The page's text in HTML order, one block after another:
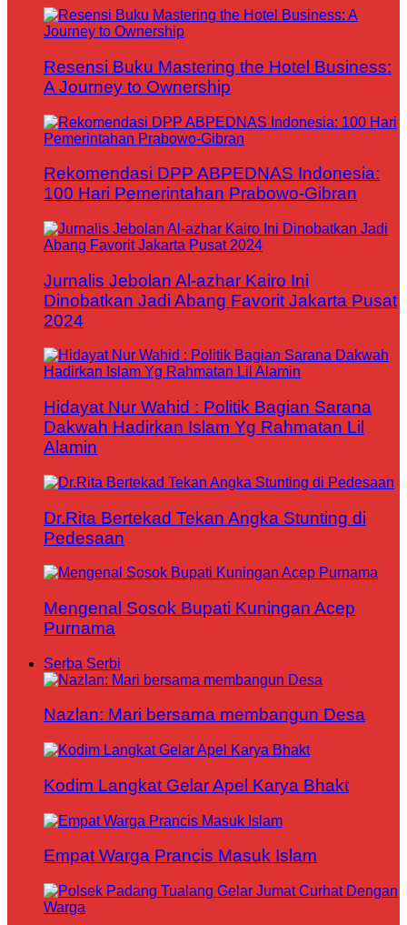
Resensi Buku Mastering the Hotel Business:
A Journey to Ownership
Rekomendasi DPP ABPEDNAS Indonesia:
100 Hari Pemerintahan Prabowo-Gibran
Jurnalis Jebolan Al-azhar Kairo Ini
Dinobatkan Jadi Abang Favorit Jakarta Pusat
2024
Hidayat Nur Wahid : Politik Bagian Sarana
Dakwah Hadirkan Islam Yg Rahmatan Lil
Alamin
Dr.Rita Bertekad Tekan Angka Stunting di
Pedesaan
Mengenal Sosok Bupati Kuningan Acep
Purnama
Serba Serbi
Nazlan: Mari bersama membangun Desa
Kodim Langkat Gelar Apel Karya Bhakt
Empat Warga Prancis Masuk Islam